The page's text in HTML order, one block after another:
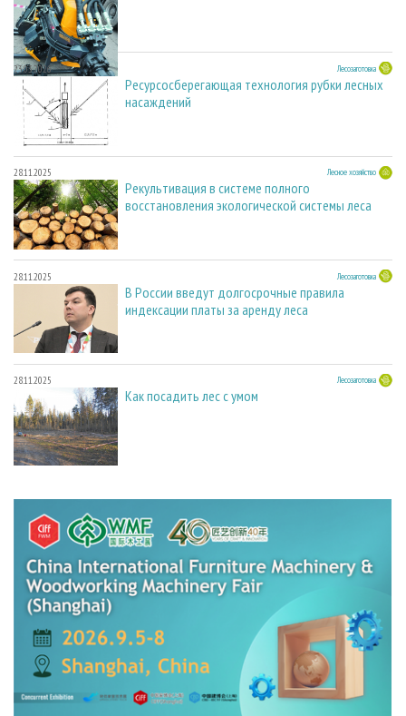
23.03.2026 Лесозаготовка
Ресурсосберегающая технология рубки лесных
насаждений
28.11.2025 Лесное хозяйство
Рекультивация в системе полного
восстановления экологической системы леса
28.11.2025 Лесозаготовка
В России введут долгосрочные правила
индексации платы за аренду леса
28.11.2025 Лесозаготовка
Как посадить лес с умом